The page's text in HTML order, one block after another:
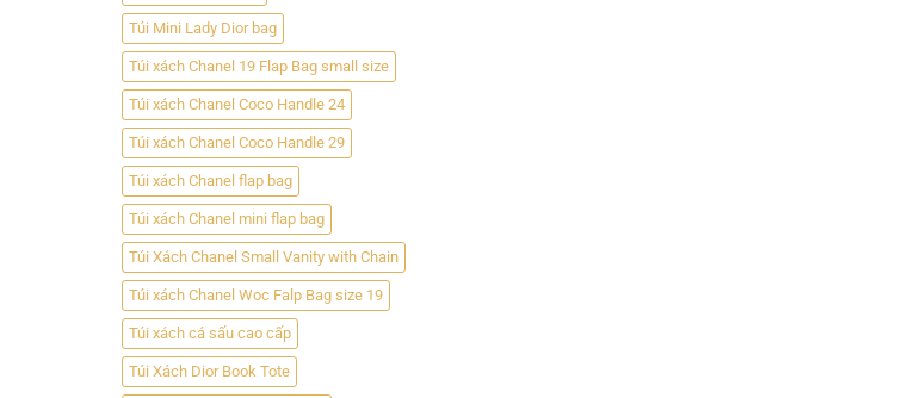
Túi Mini Lady Dior bag
Túi xách Chanel 19 Flap Bag small size
Túi xách Chanel Coco Handle 24
Túi xách Chanel Coco Handle 29
Túi xách Chanel flap bag
Túi xách Chanel mini flap bag
Túi Xách Chanel Small Vanity with Chain
Túi xách Chanel Woc Falp Bag size 19
Túi xách cá sấu cao cấp
Túi Xách Dior Book Tote